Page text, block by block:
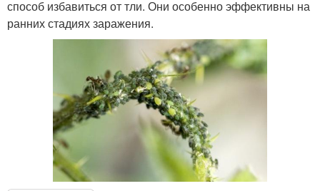
способ избавиться от тли. Они особенно эффективны на
ранних стадиях заражения.